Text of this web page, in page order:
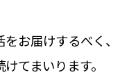
お届けするべく、
てまいります。